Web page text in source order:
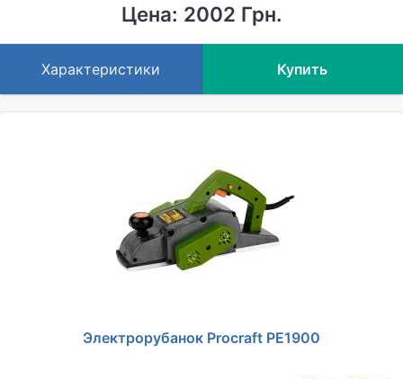
Цена: 2002 Грн.
Характеристики Купить
Электрорубанок Procraft PE1900